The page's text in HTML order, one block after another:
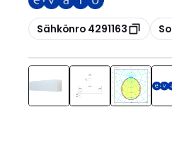
Kopioi
Sähkönro 4291163